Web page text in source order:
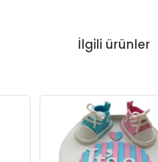
İlgili ürünler